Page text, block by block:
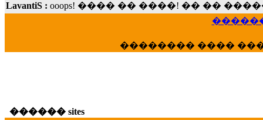
���; ���� ��� ��� �������� ����
veronica :E���� 2012 ��� ����� ���
�������� ����
������ sites